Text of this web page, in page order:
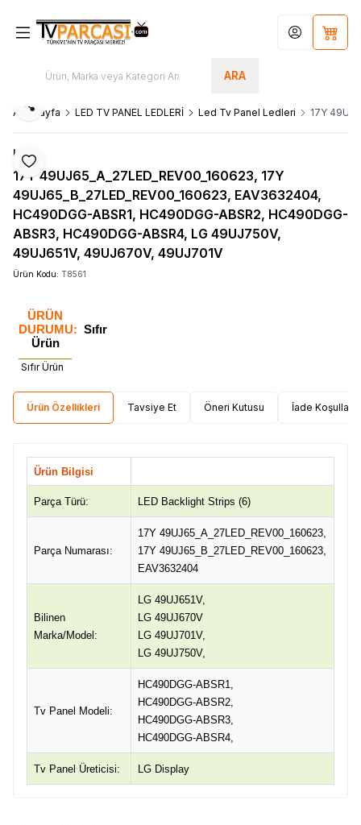
ARA
Hesabım
Ana Sayfa LED TV PANEL LEDLERİ Led Tv Panel Ledleri 17Y
Favoriye Ekle
Paylaş
LG
17Y 49UJ65_A_27LED_REV00_160623, 17Y
49UJ65_B_27LED_REV00_160623, EAV3632404,
HC490DGG-ABSR1, HC490DGG-ABSR2, HC490DGG-
ABSR3, HC490DGG-ABSR4, LG 49UJ750V,
49UJ651V, 49UJ670V, 49UJ701V
Ürün Kodu: T8561
ÜRÜN
DURUMU: Sıfır
Ürün
Sıfır Ürün
Ürün Özellikleri Tavsiye Et Öneri Kutusu İade Koşulları
Ürün Bilgisi
Parça Türü: LED Backlight Strips (6)
Parça Numarası:
17Y 49UJ65_A_27LED_REV00_160623,
17Y 49UJ65_B_27LED_REV00_160623,
EAV3632404
Bilinen
Marka/Model:
LG 49UJ651V,
LG 49UJ670V
LG 49UJ701V,
LG 49UJ750V,
Tv Panel Modeli:
HC490DGG-ABSR1,
HC490DGG-ABSR2,
HC490DGG-ABSR3,
HC490DGG-ABSR4,
Tv Panel Üreticisi: LG Display